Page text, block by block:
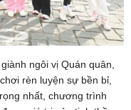
ngôi vị Quán quân,
rèn luyện sự bền bỉ,
nhất, chương trình